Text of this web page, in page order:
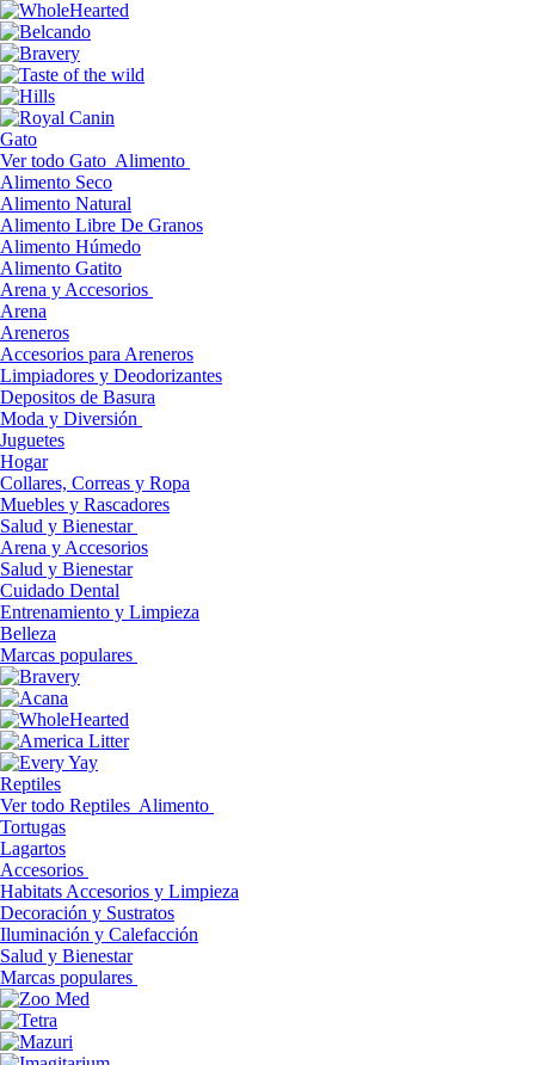
Gato
Ver todo Gato Alimento
Alimento Seco
Alimento Natural
Alimento Libre De Granos
Alimento Húmedo
Alimento Gatito
Arena y Accesorios
Arena
Areneros
Accesorios para Areneros
Limpiadores y Deodorizantes
Depositos de Basura
Moda y Diversión
Juguetes
Hogar
Collares, Correas y Ropa
Muebles y Rascadores
Salud y Bienestar
Arena y Accesorios
Salud y Bienestar
Cuidado Dental
Entrenamiento y Limpieza
Belleza
Marcas populares
Reptiles
Ver todo Reptiles Alimento
Tortugas
Lagartos
Accesorios
Habitats Accesorios y Limpieza
Decoración y Sustratos
Iluminación y Calefacción
Salud y Bienestar
Marcas populares